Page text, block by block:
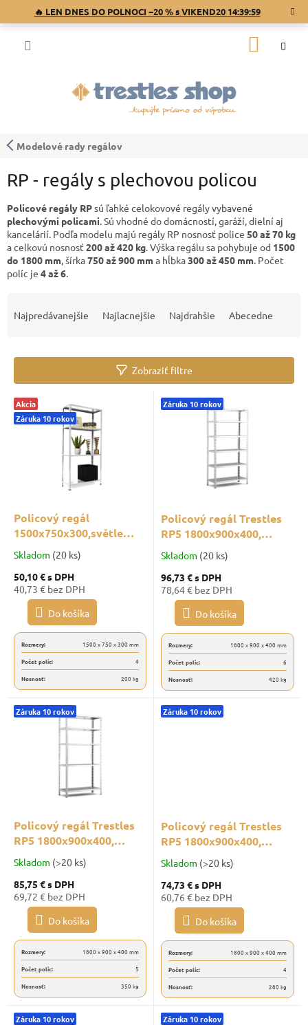
🔥 LEN DNES DO POLNOCI −20 % s VIKEND20 14:39:59
Modelové rady regálov
RP - regály s plechovou policou
Policové regály RPsú ľahké celokovové regály vybavené
plechovými policami. Sú vhodné do domácností, garáží, dielní aj
kancelárií. Podľa modelu majú regály RP nosnosť police 50 až 70 kg
a celkovú nosnosť 200 až 420 kg. Výška regálu sa pohybuje od 1500
do 1800 mm, šírka750 až 900 mma hĺbka300 až 450 mm. Počet
políc je 4 až 6.
p
Najpredávanejšie Najlacnejšie Najdrahšie Abecedne
Zobraziť filtre
V
p
o
Akcia
Záruka 10 rokov
Policový regál
1500x750x300,světle
šedý,4 police
Skladom (20 ks)
50,10 €s DPH
40,73 € bez DPH
Do košíka
Rozmery:
1500 x 750 x 300 mm
Počet políc:
4
Nosnosť:
200 kg
Záruka 10 rokov
Policový regál Trestles
RP5 1800x900x400,
nosnosť 420 kg, 6 políc,
pozinkovaný
Skladom (20 ks)
96,73 €s DPH
78,64 € bez DPH
Do košíka
Rozmery:
1800 x 900 x 400 mm
Počet políc:
6
Nosnosť:
420 kg
Záruka 10 rokov
Policový regál Trestles
RP5 1800x900x400,
nosnosť 350 kg, 5 políc,
pozinkovaný
Skladom (>20 ks)
85,75 €s DPH
69,72 € bez DPH
Do košíka
Rozmery:
1800 x 900 x 400 mm
Počet políc:
5
Nosnosť:
350 kg
Záruka 10 rokov
Policový regál Trestles
RP5 1800x900x400,
nosnosť 280 kg, 4 police,
pozinkovaný
Skladom (>20 ks)
74,73 €s DPH
60,76 € bez DPH
Do košíka
Rozmery:
1800 x 900 x 400 mm
Počet políc:
4
Nosnosť:
280 kg
Záruka 10 rokov Záruka 10 rokov